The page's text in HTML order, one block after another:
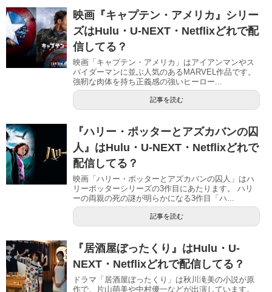
映画『キャプテン・アメリカ』シリー
ズはHulu・U-NEXT・Netflixどれで配
信してる？
映画「キャプテン・アメリカ」はアイアンマンやス
パイダーマンに並ぶ人気のあるMARVEL作品です。
強靭な肉体を持ち正義感の強いヒーロー...
記事を読む
『ハリー・ポッターとアズカバンの囚
人』はHulu・U-NEXT・Netflixどれで
配信してる？
映画「ハリー・ポッターとアズカバンの囚人」はハ
リーポッターシリーズの3作目にあたります。 ハリ
ーの両親の死の謎が明らかになる3作目「ハ...
記事を読む
『居酒屋ぼったくり』はHulu・U-
NEXT・Netflixどれで配信してる？
ドラマ「居酒屋ぼったくり」は秋川滝美の小説が原
作で、片山萌美や中村優一などが出演しています。